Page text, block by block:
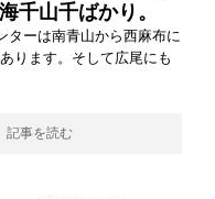
千山千ばかり。
ターは南青山から西麻布に
ります。そして広尾にも
記事を読む